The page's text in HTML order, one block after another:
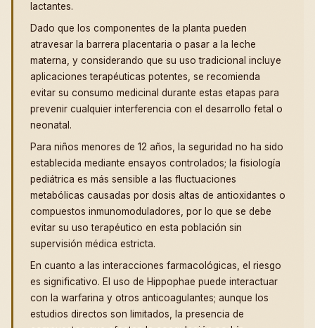
lactantes.
Dado que los componentes de la planta pueden
atravesar la barrera placentaria o pasar a la leche
materna, y considerando que su uso tradicional incluye
aplicaciones terapéuticas potentes, se recomienda
evitar su consumo medicinal durante estas etapas para
prevenir cualquier interferencia con el desarrollo fetal o
neonatal.
Para niños menores de 12 años, la seguridad no ha sido
establecida mediante ensayos controlados; la fisiología
pediátrica es más sensible a las fluctuaciones
metabólicas causadas por dosis altas de antioxidantes o
compuestos inmunomoduladores, por lo que se debe
evitar su uso terapéutico en esta población sin
supervisión médica estricta.
En cuanto a las interacciones farmacológicas, el riesgo
es significativo. El uso de Hippophae puede interactuar
con la warfarina y otros anticoagulantes; aunque los
estudios directos son limitados, la presencia de